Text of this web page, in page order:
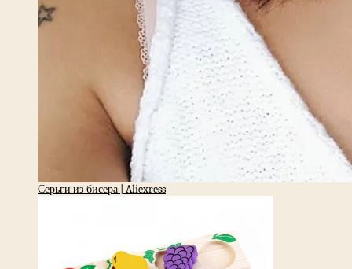
Серьги из бисера | Aliexress